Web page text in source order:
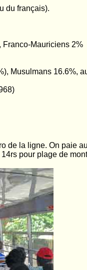
du français).
Franco-Mauriciens 2%
Musulmans 16.6%,
de la ligne. On paie
pour plage de